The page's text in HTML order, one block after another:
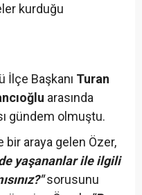
kurduğu
İlçe Başkanı Turan
arasında
gündem olmuştu.
bir araya gelen Özer,
yaşananlar ile ilgili
sorusunu